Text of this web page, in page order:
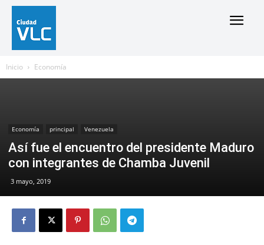
Inicio Economía
Economía principal Venezuela
Así fue el encuentro del presidente Maduro
con integrantes de Chamba Juvenil
3 mayo, 2019